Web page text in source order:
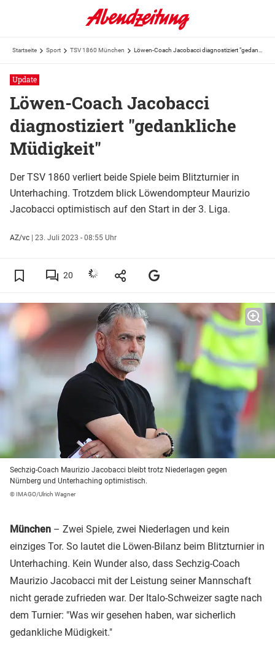
Startseite Sport TSV 1860 München
Update
Löwen-Coach Jacobacci
diagnostiziert "gedankliche
Müdigkeit"
Der TSV 1860 verliert beide Spiele beim Blitzturnier in
Unterhaching. Trotzdem blick Löwendompteur Maurizio
Jacobacci optimistisch auf den Start in der 3. Liga.
AZ/vc 23. Juli 2023 - 08:55 Uhr
20
Sechzig-Coach Maurizio Jacobacci bleibt trotz Niederlagen gegen
Nürnberg und Unterhaching optimistisch.
© IMAGO/Ulrich Wagner
München – Zwei Spiele, zwei Niederlagen und kein
einziges Tor. So lautet die Löwen-Bilanz beim Blitzturnier in
Unterhaching. Kein Wunder also, dass Sechzig-Coach
Maurizio Jacobacci mit der Leistung seiner Mannschaft
nicht gerade zufrieden war. Der Italo-Schweizer sagte nach
dem Turnier: "Was wir gesehen haben, war sicherlich
gedankliche Müdigkeit."